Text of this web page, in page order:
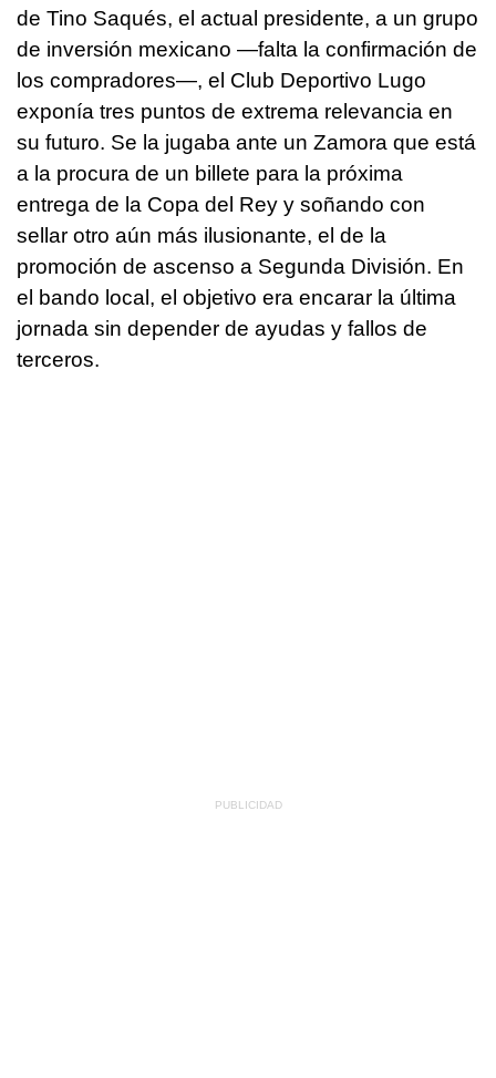
de Tino Saqués, el actual presidente, a un grupo
de inversión mexicano —falta la confirmación de
los compradores—, el Club Deportivo Lugo
exponía tres puntos de extrema relevancia en
su futuro. Se la jugaba ante un Zamora que está
a la procura de un billete para la próxima
entrega de la Copa del Rey y soñando con
sellar otro aún más ilusionante, el de la
promoción de ascenso a Segunda División. En
el bando local, el objetivo era encarar la última
jornada sin depender de ayudas y fallos de
terceros.